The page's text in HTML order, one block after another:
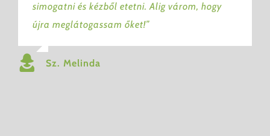
simogatni és kézből etetni. Alig várom, hogy
újra meglátogassam őket!”
Sz. Melinda